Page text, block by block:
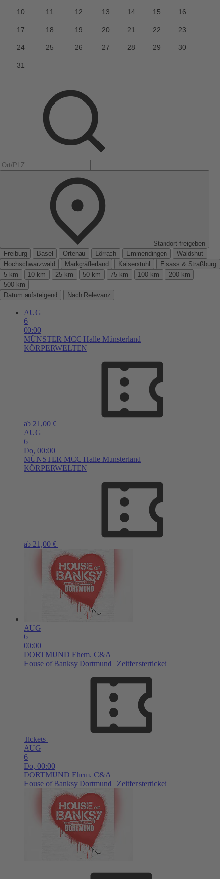
Standort freigeben
Freiburg
Basel Ortenau Lörrach Emmendingen
Waldshut
Hochschwarzwald
Markgräflerland Kaiserstuhl
Elsass & Straßburg
5 km
10 km 25 km 50 km 75 km 100 km
200 km
500 km
Datum aufsteigend
Nach Relevanz
AUG
6
00:00
MÜNSTER MCC Halle Münsterland
KÖRPERWELTEN
ab 21,00 €
AUG
6
Do, 00:00
MÜNSTER MCC Halle Münsterland
KÖRPERWELTEN
ab 21,00 €
AUG
6
00:00
DORTMUND Ehem. C&A
House of Banksy Dortmund | Zeitfensterticket
Tickets
AUG
6
Do, 00:00
DORTMUND Ehem. C&A
House of Banksy Dortmund | Zeitfensterticket